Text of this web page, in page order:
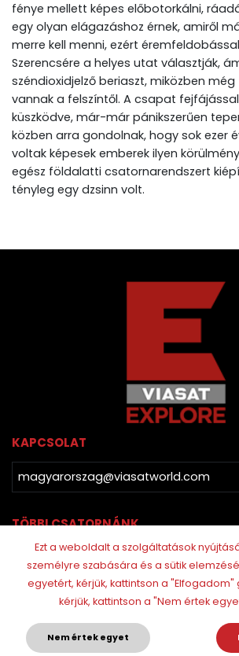
fénye mellett képes előbotorkálni,
egy olyan elágazáshoz érnek, amiről
merre kell menni, ezért
Szerencsére a helyes utat választják,
széndioxidjelző beriaszt, miközben
vannak a felszíntől. A csapat
küszködve, már-már pánikszerűen
közben arra gondolnak, hogy sok ezer
voltak képesek emberek ilyen
egész földalatti csatornarendszert
tényleg egy dzsinn volt.
KAPCSOLAT
magyarorszag@viasatworld.com
TÖBBI CSATORNÁNK
Ezt a weboldalt a szolgáltatások
személyre szabására és a sütik
egyetért, kérjük, kattintson a
kérjük, kattintson a "Nem értek
Nem értek egyet